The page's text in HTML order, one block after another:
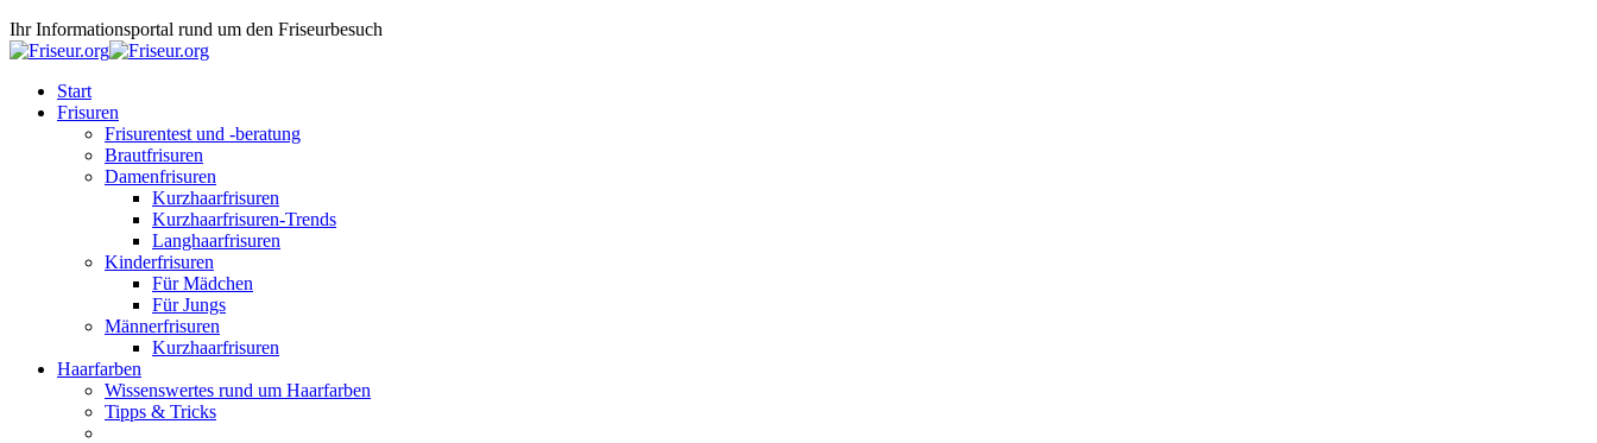
Ihr Informationsportal rund um den Friseurbesuch
Start
Frisuren
Frisurentest und -beratung
Brautfrisuren
Damenfrisuren
Kurzhaarfrisuren
Kurzhaarfrisuren-Trends
Langhaarfrisuren
Kinderfrisuren
Für Mädchen
Für Jungs
Männerfrisuren
Kurzhaarfrisuren
Haarfarben
Wissenswertes rund um Haarfarben
Tipps & Tricks